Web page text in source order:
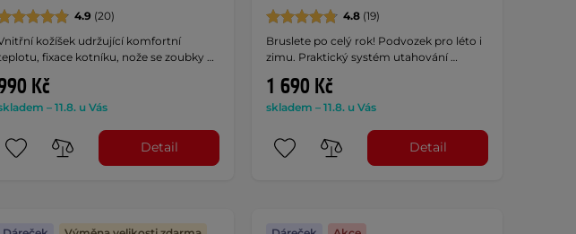
4.9 (20)
kožíšek udržující komfortní
fixace kotníku, nože se zoubky …
Kč
– 11.8. u Vás
Detail
4.8(19)
Bruslete po celý rok! Podvozek pro léto i
zimu. Praktický systém utahování …
1 690 Kč
skladem – 11.8. u Vás
Detail